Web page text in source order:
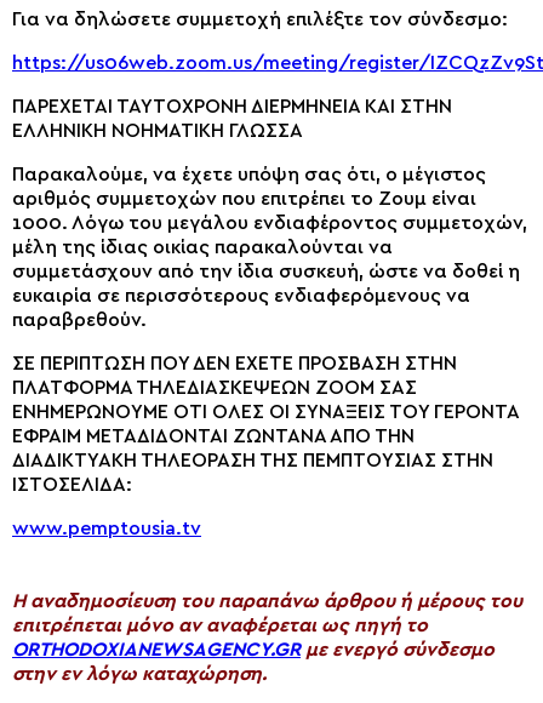
Για να δηλώσετε συμμετοχή επιλέξτε τον σύνδεσμο:
https://us06web.zoom.us/meeting/register/
ΠΑΡΕΧΕΤΑΙ ΤΑΥΤΟΧΡΟΝΗ ΔΙΕΡΜΗΝΕΙΑ ΚΑΙ ΣΤΗΝ
ΕΛΛΗΝΙΚΗ ΝΟΗΜΑΤΙΚΗ ΓΛΩΣΣΑ
Παρακαλούμε, να έχετε υπόψη σας ότι, ο μέγιστος
αριθμός συμμετοχών που επιτρέπει τo Ζουμ είναι
1000. Λόγω του μεγάλου ενδιαφέροντος συμμετοχών,
μέλη της ίδιας οικίας παρακαλούνται να
συμμετάσχουν από την ίδια συσκευή, ώστε να δοθεί η
ευκαιρία σε περισσότερους ενδιαφερόμενους να
παραβρεθούν.
ΣΕ ΠΕΡΙΠΤΩΣΗ ΠΟΥ ΔΕΝ ΕΧΕΤΕ ΠΡΟΣΒΑΣΗ ΣΤΗΝ
ΠΛΑΤΦΟΡΜΑ ΤΗΛΕΔΙΑΣΚΕΨΕΩΝ ΖΟΟΜ ΣΑΣ
ΕΝΗΜΕΡΩΝΟΥΜΕ ΌΤΙ ΟΛΕΣ ΟΙ ΣΥΝΑΞΕΙΣ ΤΟΥ ΓΕΡΟΝΤΑ
ΕΦΡΑΙΜ ΜΕΤΑΔΙΔΟΝΤΑΙ ΖΩΝΤΑΝΑ ΑΠΟ ΤΗΝ
ΔΙΑΔΙΚΤΥΑΚΗ ΤΗΛΕΟΡΑΣΗ ΤΗΣ ΠΕΜΠΤΟΥΣΙΑΣ ΣΤΗΝ
ΙΣΤΟΣΕΛΙΔΑ:
www.pemptousia.tv
H αναδημοσίευση του παραπάνω άρθρου ή μέρους του
επιτρέπεται μόνο αν αναφέρεται ως πηγή το
ORTHODOXIANEWSAGENCY.GRμε ενεργό σύνδεσμο
στην εν λόγω καταχώρηση.